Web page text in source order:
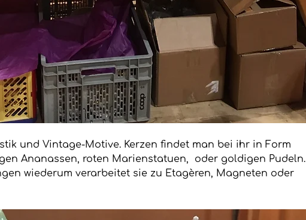
und Vintage-Motive. Kerzen findet man bei ihr in Form
Ananassen, roten Marienstatuen,  oder goldigen Pudeln.
wiederum verarbeitet sie zu Etagèren, Magneten oder